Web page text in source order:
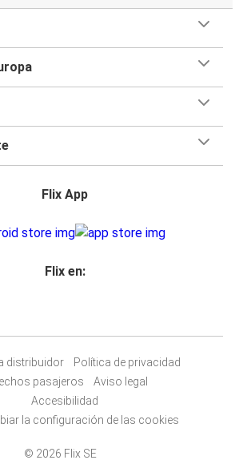
Flix App
Flix en:
distribuidor
Política de privacidad
pasajeros
Aviso legal
Accesibilidad
la configuración de las cookies
© 2026 Flix SE